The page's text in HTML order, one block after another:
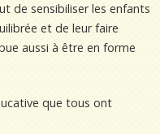
de sensibiliser les enfants
et de leur faire
aussi à être en forme
que tous ont